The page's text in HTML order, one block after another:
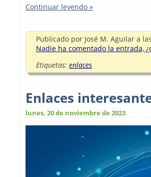
Continuar leyendo »
Publicado por José M. Aguilar a
Nadie ha comentado la entrada,
Etiquetas: enlaces
Enlaces
lunes, 20 de noviembre de 2023